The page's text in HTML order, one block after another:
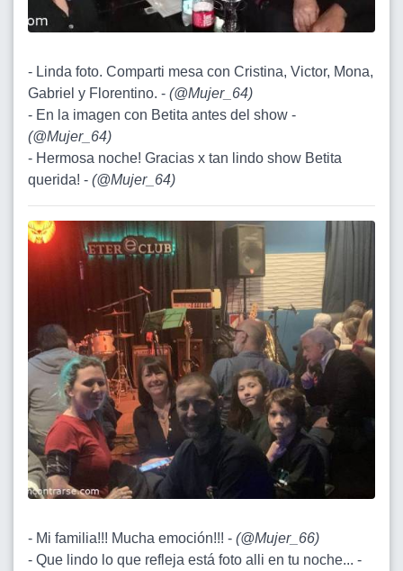
- Linda foto. Comparti mesa con Cristina, Victor, Mona,
Gabriel y Florentino. - (@Mujer_64)
- En la imagen con Betita antes del show -
(@Mujer_64)
- Hermosa noche! Gracias x tan lindo show Betita
querida! - (@Mujer_64)
- Mi familia!!! Mucha emoción!!! - (@Mujer_66)
- Que lindo lo que refleja está foto alli en tu noche... -